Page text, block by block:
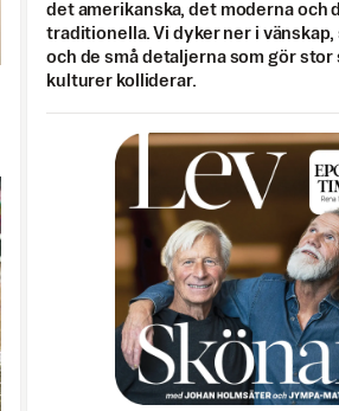
det amerikanska, det moderna och
traditionella. Vi dyker ner i vänskap,
och de små detaljerna som gör stor
kulturer kolliderar.